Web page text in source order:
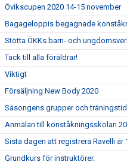
Övikscupen 2020 14-15 november
Bagageloppis begagnade
Stötta ÖKKs barn- och
Tack till alla föräldrar!
Viktigt
Försäljning New Body 2020
Säsongens grupper och
Anmälan till konståkningsskolan
Sista dagen att registrera Ravelli är
Grundkurs för instruktörer.